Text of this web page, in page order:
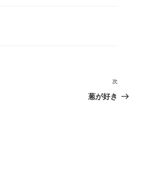
次
の
次
葱が好き